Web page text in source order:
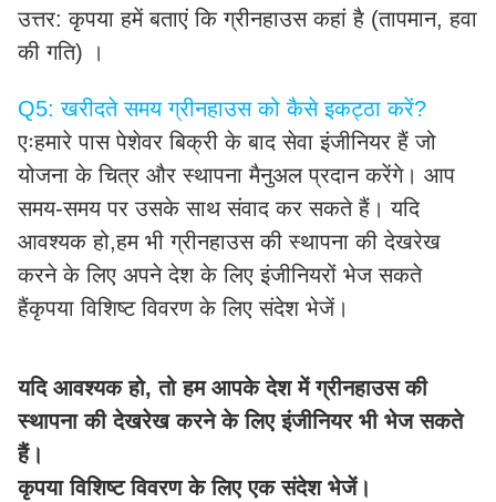
उत्तर: कृपया हमें बताएं कि ग्रीनहाउस कहां है (तापमान, हवा
की गति) ।
Q5: खरीदते समय ग्रीनहाउस को कैसे इकट्ठा करें?
एःहमारे पास पेशेवर बिक्री के बाद सेवा इंजीनियर हैं जो
योजना के चित्र और स्थापना मैनुअल प्रदान करेंगे। आप
समय-समय पर उसके साथ संवाद कर सकते हैं। यदि
आवश्यक हो,हम भी ग्रीनहाउस की स्थापना की देखरेख
करने के लिए अपने देश के लिए इंजीनियरों भेज सकते
हैंकृपया विशिष्ट विवरण के लिए संदेश भेजें।
यदि आवश्यक हो, तो हम आपके देश में ग्रीनहाउस की
स्थापना की देखरेख करने के लिए इंजीनियर भी भेज सकते
हैं।
कृपया विशिष्ट विवरण के लिए एक संदेश भेजें।